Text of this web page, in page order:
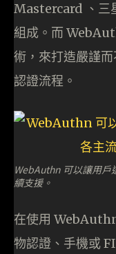
Mastercard 、三
組成。而
術，來打造嚴謹
認證流程。
WebAuthn 可以讓用戶
續支援。
在使用
物認證、手機或